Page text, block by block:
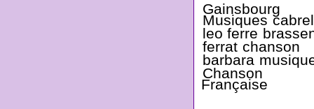
Gainsbourg
Musiques cabrel
leo ferre
ferrat chanson
barbara
Chanson
Française